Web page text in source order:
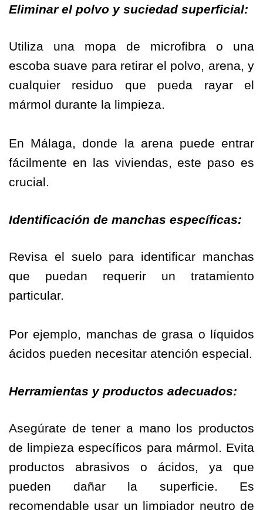
Eliminar el polvo y suciedad superficial:
Utiliza una mopa de microfibra o una
escoba suave para retirar el polvo, arena, y
cualquier residuo que pueda rayar el
mármol durante la limpieza.
En Málaga, donde la arena puede entrar
fácilmente en las viviendas, este paso es
crucial.
Identificación de manchas específicas:
Revisa el suelo para identificar manchas
que puedan requerir un tratamiento
particular.
Por ejemplo, manchas de grasa o líquidos
ácidos pueden necesitar atención especial.
Herramientas y productos adecuados:
Asegúrate de tener a mano los productos
de limpieza específicos para mármol. Evita
productos abrasivos o ácidos, ya que
pueden dañar la superficie. Es
recomendable usar un limpiador neutro de